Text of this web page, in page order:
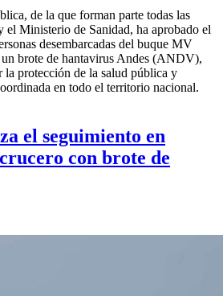
de la que forman parte todas las
el Ministerio de Sanidad, ha aprobado el
desembarcadas del buque MV
brote de hantavirus Andes (ANDV),
protección de la salud pública y
en todo el territorio nacional.
el seguimiento en
con brote de